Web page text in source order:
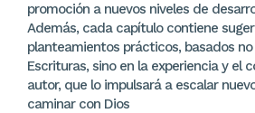
promoción a nuevos niveles de
Además, cada capítulo contiene
planteamientos prácticos, basados
Escrituras, sino en la experiencia y el
autor, que lo impulsará a escalar
caminar con Dios